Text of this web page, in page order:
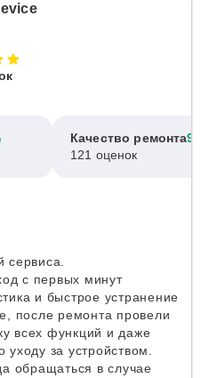
Качество ремонта
121 оценок
сервиса.
с первых минут
и быстрое устранение
после ремонта провели
всех функций и даже
за устройством.
обращаться в случае